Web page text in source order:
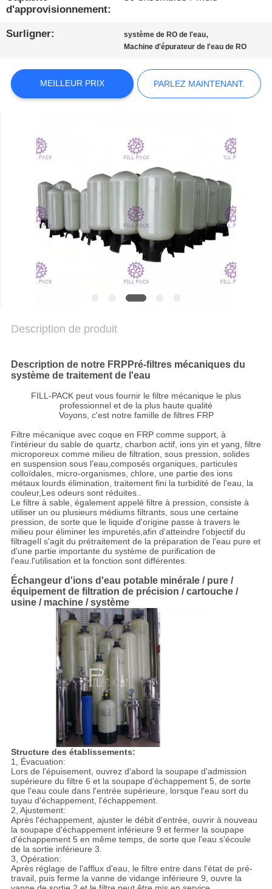
MAINTENANT.
DU
SITE
POLITIQUE
CONFIDENTIALITÉ
d'approvisionnement:
Surligner: système de RO de l'eau,
Machine d'épurateur de l'eau de RO
MEILLEUR PRIX PARLEZ MAINTENANT.
Description de produit
Description de notre FRP Pré-filtres mécaniques du
système de traitement de l'eau
FILL-PACK peut vous fournir le filtre mécanique le plus
professionnel et de la plus haute qualité
Voyons, c'est notre famille de filtres FRP
Filtre mécanique avec coque en FRP comme support, à
l'intérieur du sable de quartz, charbon actif, ions yin et yang, filtre
microporeux comme milieu de filtration, sous pression, solides
en suspension sous l'eau,composés organiques, particules
colloïdales, micro-organismes, chlore, une partie des ions
métaux lourds élimination, traitement fini la turbidité de l'eau, la
couleur,Les odeurs sont réduites..
Le filtre à sable, également appelé filtre à pression, consiste à
utiliser un ou plusieurs médiums filtrants, sous une certaine
pression, de sorte que le liquide d'origine passe à travers le
milieu pour éliminer les impuretés,afin d'atteindre l'objectif du
filtrageIl s'agit du prétraitement de la préparation de l'eau pure et
d'une partie importante du système de purification de
l'eau.l'utilisation et la fonction sont différentes.
Échangeur d'ions d'eau potable minérale / pure /
équipement de filtration de précision / cartouche /
usine / machine / système
Structure des établissements:
1, Évacuation:
Lors de l'épuisement, ouvrez d'abord la soupape d'admission
supérieure du filtre 6 et la soupape d'échappement 5, de sorte
que l'eau coule dans l'entrée supérieure, lorsque l'eau sort du
tuyau d'échappement, l'échappement.
2, Ajustement:
Après l'échappement, ajuster le débit d'entrée, ouvrir à nouveau
la soupape d'échappement inférieure 9 et fermer la soupape
d'échappement 5 en même temps, de sorte que l'eau s'écoule
de la sortie inférieure 3.
3, Opération:
Après réglage de l'afflux d'eau, le filtre entre dans l'état de pré-
travail, puis ferme la vanne de vidange inférieure 9, ouvre la